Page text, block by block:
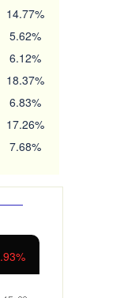
14.77%
5.62%
6.12%
18.37%
6.83%
17.26%
7.68%